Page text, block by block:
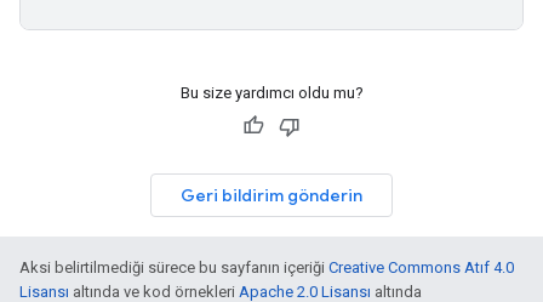
Bu size yardımcı oldu mu?
Geri bildirim gönderin
Aksi belirtilmediği sürece bu sayfanın içeriği Creative Commons Atıf 4.0
Lisansı altında ve kod örnekleri Apache 2.0 Lisansı altında